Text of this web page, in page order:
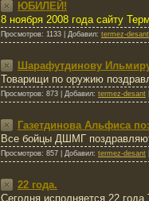
ЮБИЛЕЙ!
8 ноября 2008 года сайту
Просмотров: 1133 Добавил: termez-desant
Шарафутдинову
Товарищи по оружию
Просмотров: 873 Добавил: termez-desant
Газетдинова Альфиса
Все бойцы ДШМГ
Просмотров: 857 Добавил: termez-desant
22 года.
Сегодня исполняется 22